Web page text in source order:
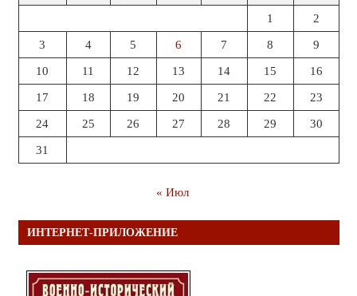
1 2
3 4 5 6 7 8 9
10 11 12 13 14 15 16
17 18 19 20 21 22 23
24 25 26 27 28 29 30
31
« Июл
ИНТЕРНЕТ-ПРИЛОЖЕНИЕ